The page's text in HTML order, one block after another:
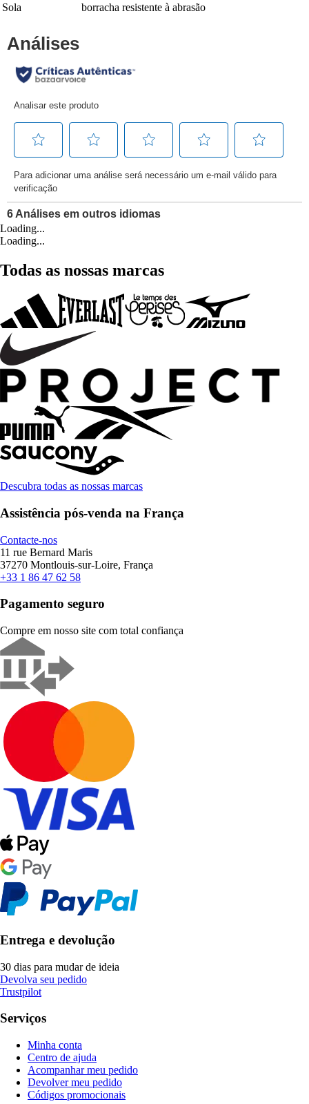
Sola
borracha resistente à abrasão
Loading...
Loading...
Todas as nossas marcas
Descubra todas as nossas marcas
Assistência pós-venda na França
Contacte-nos
11 rue Bernard Maris
37270 Montlouis-sur-Loire, França
+33 1 86 47 62 58
Pagamento seguro
Compre em nosso site com total confiança
Entrega e devolução
30 dias para mudar de ideia
Devolva seu pedido
Trustpilot
Serviços
Minha conta
Centro de ajuda
Acompanhar meu pedido
Devolver meu pedido
Códigos promocionais